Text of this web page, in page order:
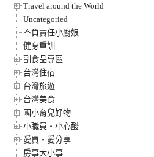
Travel around the World
Uncategoried
不負責任小廚娘
健身重訓
副食品專區
台灣住宿
台灣旅遊
台灣美食
國小育兒好物
小職員‧小心酸
愛買‧愛分享
房事大小事